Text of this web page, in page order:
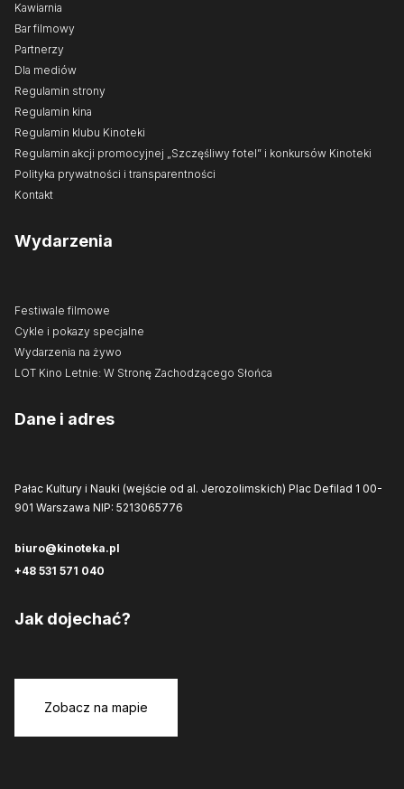
Kawiarnia
Bar filmowy
Partnerzy
Dla mediów
Regulamin strony
Regulamin kina
Regulamin klubu Kinoteki
Regulamin akcji promocyjnej „Szczęśliwy fotel” i konkursów Kinoteki
Polityka prywatności i transparentności
Kontakt
Wydarzenia
Festiwale filmowe
Cykle i pokazy specjalne
Wydarzenia na żywo
LOT Kino Letnie: W Stronę Zachodzącego Słońca
Dane i adres
Pałac Kultury i Nauki (wejście od al. Jerozolimskich) Plac Defilad 1 00-
901 Warszawa NIP: 5213065776
biuro@kinoteka.pl
+48 531 571 040
Jak dojechać?
Zobacz na mapie